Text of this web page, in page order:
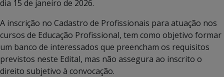
dia 15 de janeiro de 2026.
A inscrição no Cadastro de Profissionais para atuação nos
cursos de Educação Profissional, tem como objetivo formar
um banco de interessados que preencham os requisitos
previstos neste Edital, mas não assegura ao inscrito o
direito subjetivo à convocação.